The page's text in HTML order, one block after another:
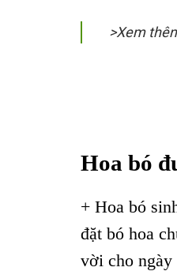
>Xem
Hoa bó
+ Hoa bó
đặt bó hoa
vời cho ngày